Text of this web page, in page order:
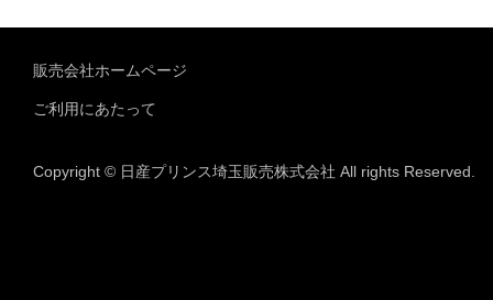
販売会社ホームページ
ご利用にあたって
Copyright © 日産プリンス埼玉販売株式会社 All rights Reserved.